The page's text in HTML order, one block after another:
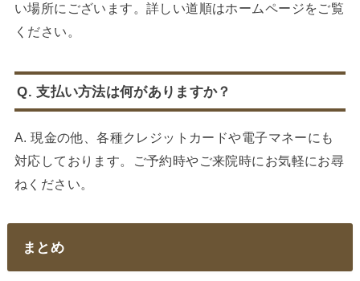
い場所にございます。詳しい道順はホームページをご覧
ください。
Q. 支払い方法は何がありますか？
A. 現金の他、各種クレジットカードや電子マネーにも
対応しております。ご予約時やご来院時にお気軽にお尋
ねください。
まとめ